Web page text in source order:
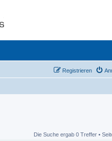
Registrieren
Die Suche ergab 0 Treffer •